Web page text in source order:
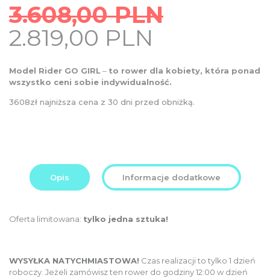
3.608,00PLN
Original
price
was:
3.608,00
PLN.
2.819,00 PLN
is:
2.819,00
PLN.
Model Rider GO GIRL– to rower dla kobiety, która ponad
wszystko ceni sobie indywidualność.
3608zł najniższa cena z 30 dni przed obniżką.
Opis Informacje dodatkowe
Oferta limitowana: tylko jedna sztuka!
WYSYŁKA NATYCHMIASTOWA! Czas realizacji to tylko 1 dzień
roboczy. Jeżeli zamówisz ten rower do godziny 12:00 w dzień